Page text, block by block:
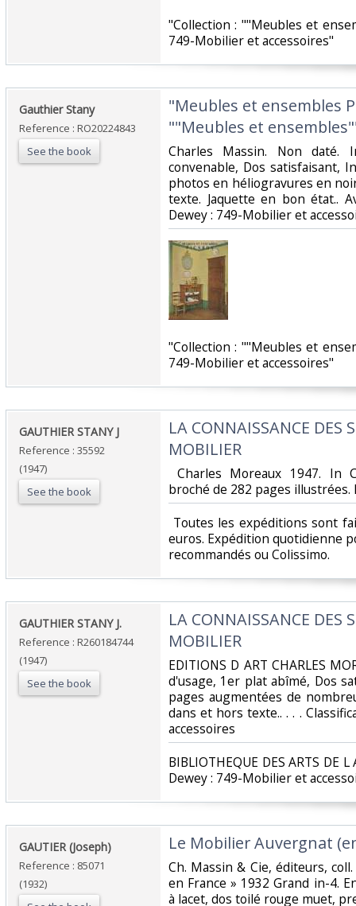
‎"Collection : ""Meubles et
749-Mobilier et accessoires"‎
‎Gauthier Stany‎
Reference : RO20224843
See the book
‎"Meubles et ensembles
""Meubles et
‎Charles Massin. Non daté.
convenable, Dos satisfaisant,
photos en héliogravures en
texte. Jaquette en bon état..
Dewey : 749-Mobilier et
‎"Collection : ""Meubles et
749-Mobilier et accessoires"‎
‎GAUTHIER STANY J ‎
Reference : 35592
(1947)
See the book
‎LA CONNAISSANCE DES
MOBILIER‎
Charles Moreaux 1947. In
broché de 282 pages illustrées.
Toutes les expéditions sont
euros. Expédition quotidienne
recommandés ou Colissimo. ‎
‎GAUTHIER STANY J.‎
Reference : R260184744
(1947)
See the book
‎LA CONNAISSANCE DES
MOBILIER‎
‎EDITIONS D ART CHARLES
d'usage, 1er plat abîmé, Dos
pages augmentées de
dans et hors texte.. . . .
accessoires‎
‎BIBLIOTHEQUE DES ARTS DE
Dewey : 749-Mobilier et
‎GAUTIER (Joseph)‎
Reference : 85071
(1932)
‎Le Mobilier Auvergnat
‎Ch. Massin & Cie, éditeurs,
en France » 1932 Grand in-4.
à lacet, dos toilé rouge muet,